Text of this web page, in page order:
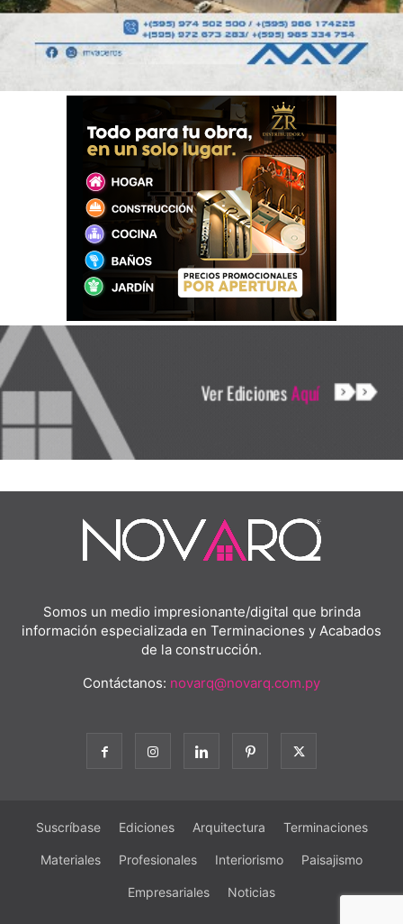
Somos un medio impresionante/digital que brinda
información especializada en Terminaciones y Acabados
de la construcción.
Contáctanos: novarq@novarq.com.py
Suscríbase Ediciones Arquitectura Terminaciones
Materiales Profesionales Interiorismo Paisajismo
Empresariales Noticias